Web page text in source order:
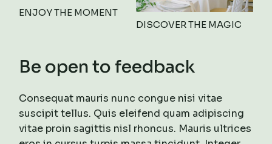
ENJOY THE MOMENT
DISCOVER THE MAGIC
Be open to feedback
Consequat mauris nunc congue nisi vitae
suscipit tellus. Quis eleifend quam adipiscing
vitae proin sagittis nisl rhoncus. Mauris ultrices